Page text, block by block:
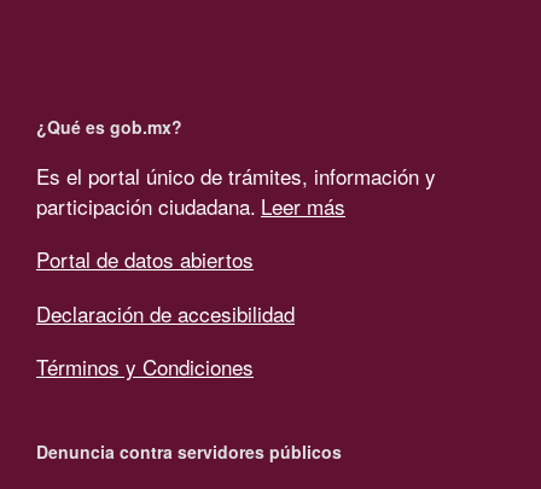
¿Qué es gob.mx?
Es el portal único de trámites, información y
participación ciudadana. Leer más
Portal de datos abiertos
Declaración de accesibilidad
Términos y Condiciones
Denuncia contra servidores públicos